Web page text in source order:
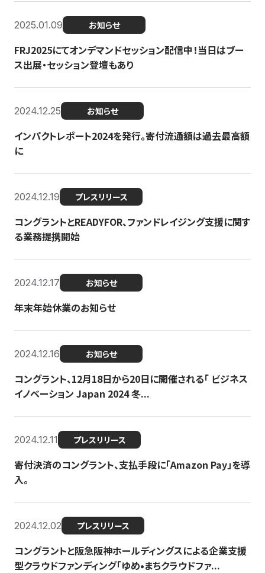
2025.01.09 お知らせ
FRJ2025にてオンデマンドセッション配信中！当日はブー
ス出展・セッション登壇もあり
2024.12.25 お知らせ
インパクトレポート2024を発行。寄付流通額は過去最高額
に
2024.12.19 プレスリリース
コングラントとREADYFOR、ファンドレイジング支援に関す
る業務提携開始
2024.12.17 お知らせ
年末年始休業のお知らせ
2024.12.16 お知らせ
コングラント、12月18日から20日に開催される「 ビジネス
イノベーション Japan 2024 冬...
2024.12.11 プレスリリース
寄付決済のコングラント、支払手段に「Amazon Pay」を導
入。
2024.12.02 プレスリリース
コングラントと阪急阪神ホールディングスによる企業支援
型クラウドファンディング「ゆめ•まちクラウドファ...